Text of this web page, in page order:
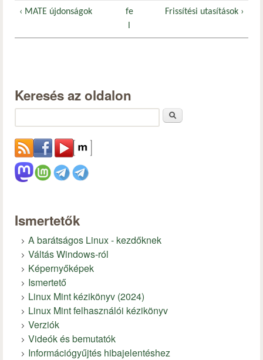
‹ MATE újdonságok
fe
l
Frissítési utasítások ›
Keresés az oldalon
Ismertetők
A barátságos Linux - kezdőknek
Váltás Windows-ról
Képernyőképek
Ismertető
Linux Mint kézikönyv (2024)
Linux Mint felhasználói kézikönyv
Verziók
Videók és bemutatók
Információgyűjtés hibajelentéshez